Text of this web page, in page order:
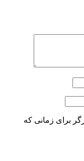
برای زمانی که